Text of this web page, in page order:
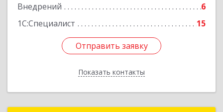
Внедрений
6
1С:Специалист
15
Отправить заявку
Показать контакты
Отправить заявку
Назад